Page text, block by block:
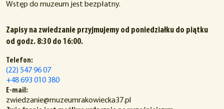
Wstęp do muzeum jest bezpłatny.
Zapisy na zwiedzanie przyjmujemy od poniedziałku do piątku
od godz. 8:30 do 16:00.
Telefon:
(22) 547 96 07
+48 693 010 380
E-mail:
zwiedzanie@muzeumrakowiecka37.pl